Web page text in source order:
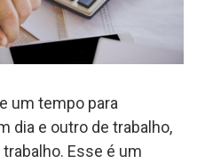
um tempo para
dia e outro de trabalho,
Esse é um